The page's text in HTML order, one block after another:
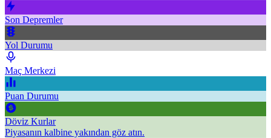
Son Depremler
Yol Durumu
Maç Merkezi
Puan Durumu
Döviz Kurlar
Piyasanın kalbine yakından göz atın.